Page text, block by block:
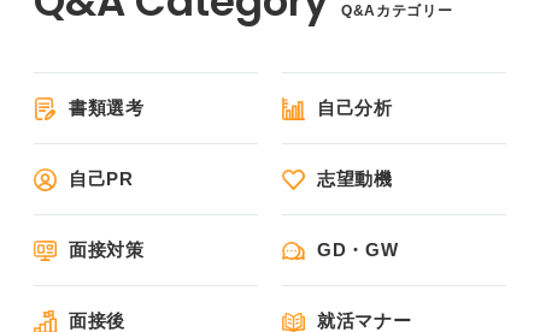
Q&Aカテゴリー
書類選考 自己分析
自己PR 志望動機
面接対策 GD・GW
面接後 就活マナー